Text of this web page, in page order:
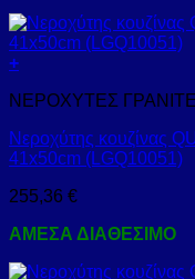
+
ΝΕΡΟΧΥΤΕΣ
Νεροχύτης κουζίνας
41x50cm (LGQ10051)
255,36 €
ΑΜΕΣΑ ΔΙΑΘΕΣΙΜΟ